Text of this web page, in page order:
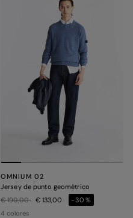
OMNIUM 02
Jersey de punto geométrico
Precio rebajado de
€ 190,00a € 133,00
-30%
4 colores